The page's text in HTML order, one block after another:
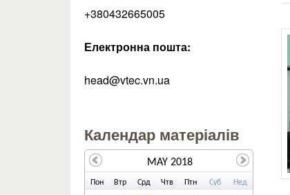
+380432665005
Електронна пошта:
head@vtec.vn.ua
Календар матеріалів
Пон Втр Срд Чтв Птн Суб Нед
MAY 2018